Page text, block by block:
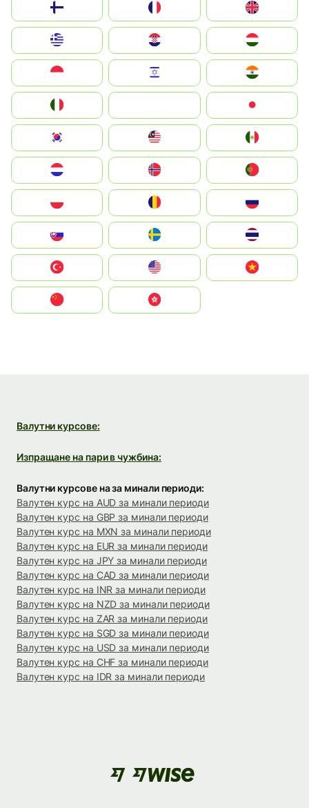
United Kingdom
Magyarország
South Korea
United States
中國香港特別行政區
Валутни курсове:
Изпращане на пари в чужбина:
Валутни курсове на за минали периоди:
Валутен курс на AUD за минали периоди
Валутен курс на GBP за минали периоди
Валутен курс на MXN за минали периоди
Валутен курс на EUR за минали периоди
Валутен курс на JPY за минали периоди
Валутен курс на CAD за минали периоди
Валутен курс на INR за минали периоди
Валутен курс на NZD за минали периоди
Валутен курс на ZAR за минали периоди
Валутен курс на SGD за минали периоди
Валутен курс на USD за минали периоди
Валутен курс на CHF за минали периоди
Валутен курс на IDR за минали периоди